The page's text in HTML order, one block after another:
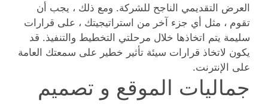
العرض التقديمي الناجح للشركة. ومع ذلك ، يجب أن
تقوم ، مثل أي جزء آخر من استراتيجيتك ، على قرارات
سليمة يتم اتخاذها خلال مرحلتي التخطيط والتنفيذ. قد
يكون لاتخاذ قرارات سيئة تأثير خطير على سمعتك العامة
على الإنترنت.
جماليات الموقع و تصميم